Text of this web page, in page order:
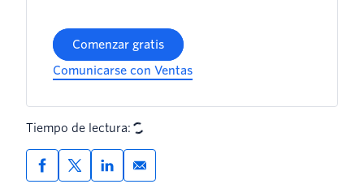
Comenzar gratis
Comunicarse con Ventas
Tiempo de lectura: